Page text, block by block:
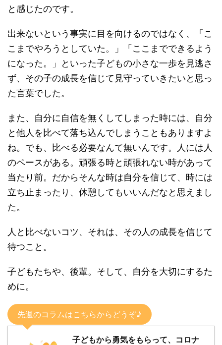
と感じたのです。
出来ないという事実に目を向けるのではなく、「こ
こまでやろうとしていた。」「ここまでできるよう
になった。」といった子どもの小さな一歩を見逃さ
ず、その子の成長を信じて見守っていきたいと思っ
た言葉でした。
また、自分に自信を無くしてしまった時には、自分
と他人を比べて落ち込んでしまうこともありますよ
ね。でも、比べる必要なんて無いんです。人には人
のペースがある。頑張る時と頑張れない時があって
当たり前。だからそんな時は自分を信じて、時には
立ち止まったり、休憩してもいいんだなと思えまし
た。
人と比べないコツ、それは、その人の成長を信じて
待つこと。
子どもたちや、後輩。そして、自分を大切にするた
めに。
先週のコラムはこちらからどうぞ♪
子どもから勇気をもらって、コロナ